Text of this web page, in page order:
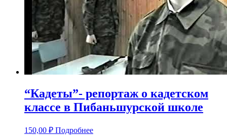
“Кадеты”- репортаж о кадетском
классе в Пибаньшурской школе
150,00 ₽ Подробнее